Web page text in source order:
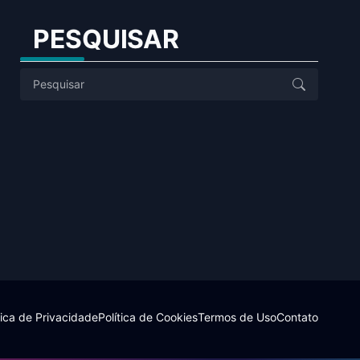
PESQUISAR
de PrivacidadePolítica de CookiesTermos de UsoContato